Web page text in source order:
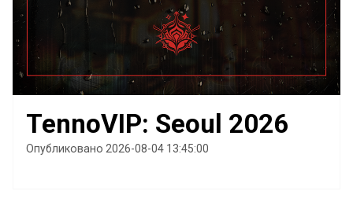
TennoVIP: Seoul 2026
Опубликовано 2026-08-04 13:45:00